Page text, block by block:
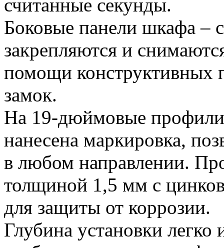
считанные секунды.
Боковые панели шкафа –
закрепляются и
помощи конструктивных
замок.
На 19-дюймовые
нанесена маркировка,
в любом направлении.
толщиной 1,5 мм с
для защиты от коррозии.
Глубина установки легко